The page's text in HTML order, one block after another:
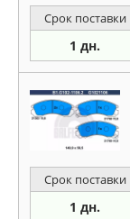
Срок поставки
1 дн.
Срок поставки
1 дн.